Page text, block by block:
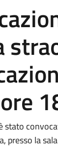
stato
presso la